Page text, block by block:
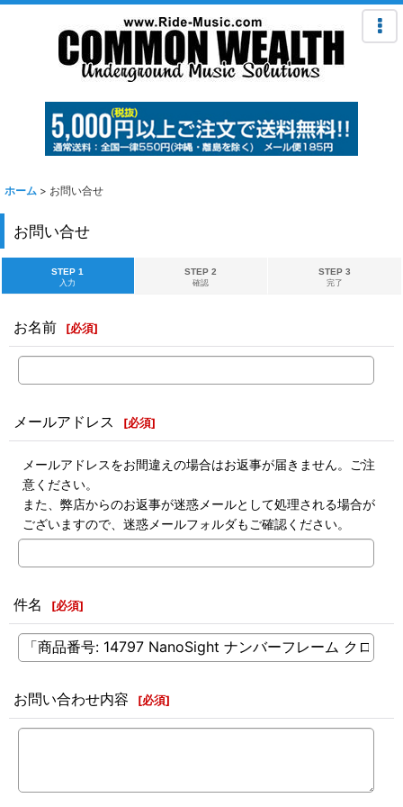
ホーム > お問い合せ
お問い合せ
STEP 1
入力
STEP 2
確認
STEP 3
完了
お名前 [必須]
メールアドレス [必須]
メールアドレスをお間違えの場合はお返事が届きません。ご注
意ください。
また、弊店からのお返事が迷惑メールとして処理される場合が
ございますので、迷惑メールフォルダもご確認ください。
件名 [必須]
お問い合わせ内容 [必須]